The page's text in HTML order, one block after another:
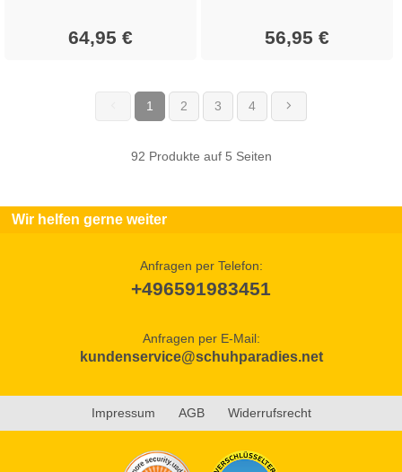
64,95 € 56,95 €
1 (current)
2 3 4
92 Produkte auf 5 Seiten
Wir helfen gerne weiter
Anfragen per Telefon:
+496591983451
Anfragen per E-Mail:
kundenservice@schuhparadies.net
Impressum AGB Widerrufsrecht